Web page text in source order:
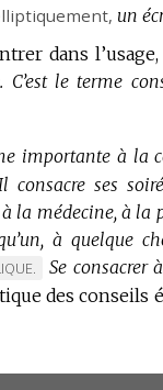
, un
dans
C’est le terme
importante à la
Il consacre ses
la médecine, à la
à quelque
Se consacrer
des conseils